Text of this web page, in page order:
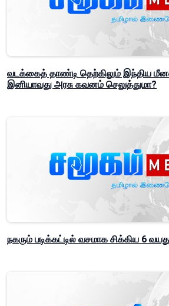
வடக்கைத் தாண்டி தெற்கிலும் இந்திய
இனியாவது அரசு கவனம் செலுத்துமா?
நகரும் படிக்கட்டில் வசமாக சிக்கிய 6